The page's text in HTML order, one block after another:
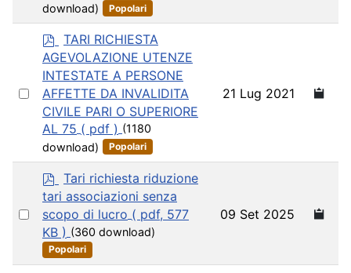
download)
Popolari
Select
item
p
d
f
TARI RICHIESTA
AGEVOLAZIONE UTENZE
INTESTATE A PERSONE
AFFETTE DA INVALIDITA
CIVILE PARI O SUPERIORE
AL 75 ( pdf ) (1180
download)
Popolari
21 Lug 2021
Select
p
d
f
Tari richiesta riduzione
tari associazioni senza
scopo di lucro ( pdf, 577
KB ) (360 download)
Popolari
09 Set 2025